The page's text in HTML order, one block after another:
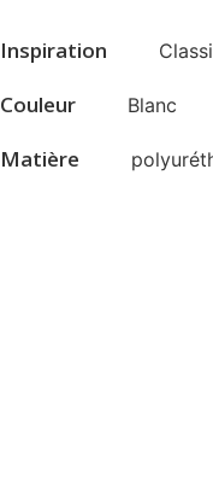
Inspiration
Couleur Blanc
Matière